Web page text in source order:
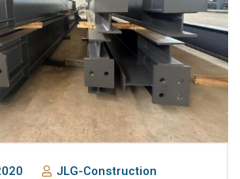
JLG-Construction